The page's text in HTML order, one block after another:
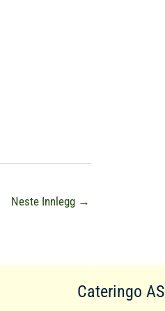
Neste Innlegg →
Cateringo AS